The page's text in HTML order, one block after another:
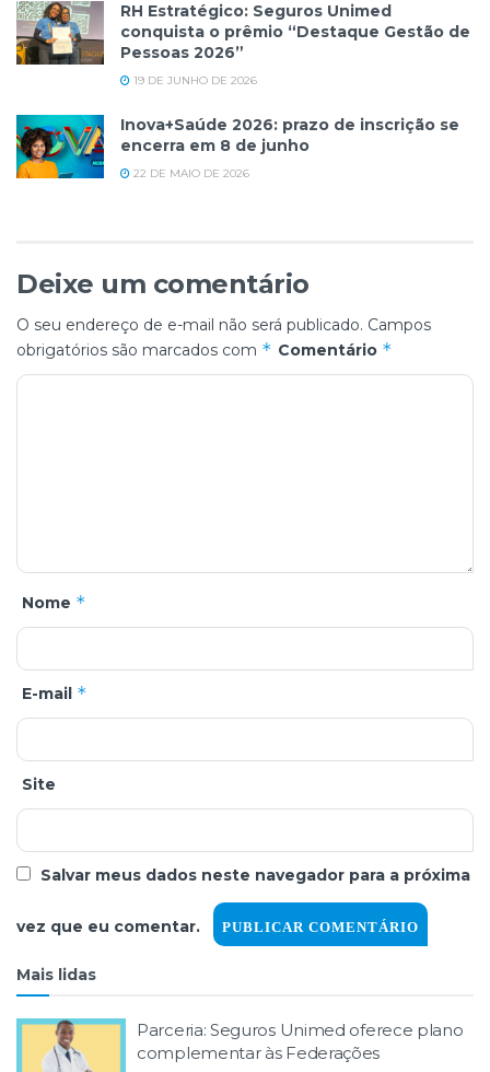
RH Estratégico: Seguros Unimed
conquista o prêmio “Destaque Gestão de
Pessoas 2026”
19 DE JUNHO DE 2026
Inova+Saúde 2026: prazo de inscrição se
encerra em 8 de junho
22 DE MAIO DE 2026
Deixe um comentário
O seu endereço de e-mail não será publicado. Campos
obrigatórios são marcados com * Comentário *
Nome *
E-mail *
Site
Salvar meus dados neste navegador para a próxima
vez que eu comentar.
Mais lidas
Parceria: Seguros Unimed oferece plano
complementar às Federações